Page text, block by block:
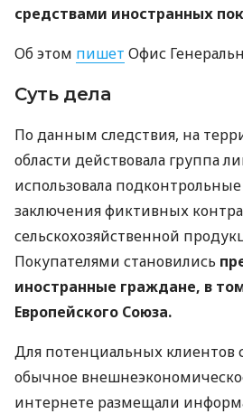
средствами иностранных
Об этом пишет Офис
Суть дела
По данным следствия, на
области действовала группа
использовала
заключения фиктивных
сельскохозяйственной
Покупателями становились
иностранные граждане, в
Европейского Союза.
Для потенциальных клиентов
обычное
интернете размещали